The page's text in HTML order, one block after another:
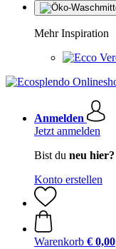
Mehr Inspiration
Anmelden
Jetzt anmelden
Bist du neu hier?
Konto erstellen
Warenkorb € 0,00